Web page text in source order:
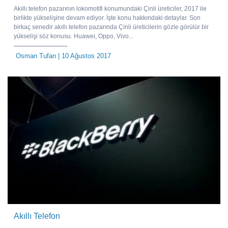
Akıllı telefon pazarının lokomotifi konumundaki Çinli üreticiler, 2017 ile
birlikte yükselişine devam ediyor. İşte konu hakkındaki detaylar. Son
birkaç senedir akıllı telefon pazarında Çinli üreticilerin gözle görülür bir
yükselişi söz konusu. Huawei, Oppo, Vivo...
Osman Tufan | 10 Ağustos 2017
Akıllı Telefon